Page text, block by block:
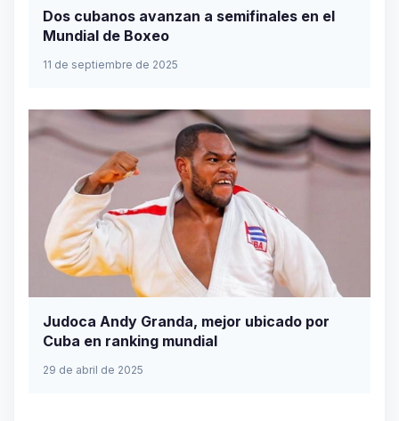
Dos cubanos avanzan a semifinales en el
Mundial de Boxeo
11 de septiembre de 2025
Judoca Andy Granda, mejor ubicado por
Cuba en ranking mundial
29 de abril de 2025